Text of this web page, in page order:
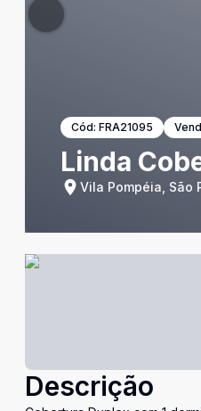
Cód: FRA21095
Linda
Vila Pompéia, São
Descrição